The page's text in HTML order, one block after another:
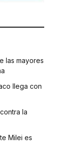
las mayores
llega con
la
Milei es